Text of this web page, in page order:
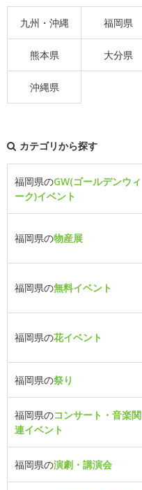
九州・沖縄 福岡県
熊本県 大分県
沖縄県
カテゴリから探す
福岡県のGW(ゴールデンウィ
ーク)イベント
福岡県の物産展
福岡県の無料イベント
福岡県の花イベント
福岡県の祭り
福岡県のコンサート・音楽関
連イベント
福岡県の演劇・講演会